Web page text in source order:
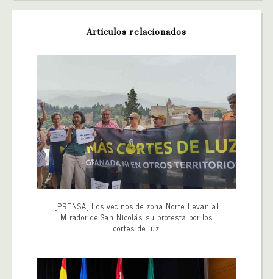
Artículos relacionados
[PRENSA] Los vecinos de zona Norte llevan al
Mirador de San Nicolás su protesta por los
cortes de luz